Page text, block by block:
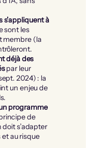
à
sont les
membre (la
déjà des
par leur
2024) : la
un enjeu de
programme
de
s’adapter
et au risque